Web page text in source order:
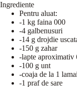
Ingrediente
Pentru aluat:
-1 kg faina 000
-4 galbenusuri
-14 g drojdie
-150 g zahar
-lapte aproximativ
-100 g unt
-coaja de la 1
-1 praf de sare